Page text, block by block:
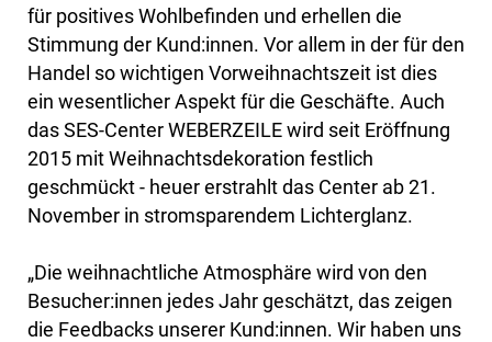
für positives Wohlbefinden und erhellen die
Stimmung der Kund:innen. Vor allem in der für den
Handel so wichtigen Vorweihnachtszeit ist dies
ein wesentlicher Aspekt für die Geschäfte. Auch
das SES-Center WEBERZEILE wird seit Eröffnung
2015 mit Weihnachtsdekoration festlich
geschmückt - heuer erstrahlt das Center ab 21.
November in stromsparendem Lichterglanz.
„Die weihnachtliche Atmosphäre wird von den
Besucher:innen jedes Jahr geschätzt, das zeigen
die Feedbacks unserer Kund:innen. Wir haben uns